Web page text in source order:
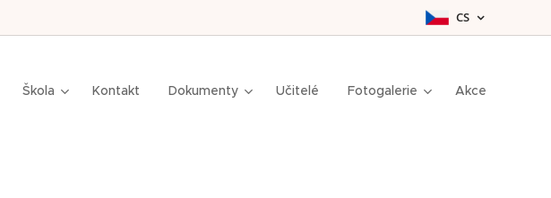
CS
Škola Kontakt Dokumenty Učitelé Fotogalerie Akce